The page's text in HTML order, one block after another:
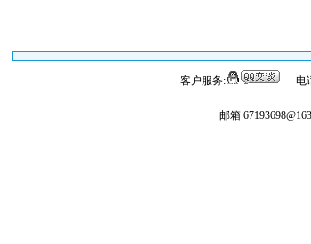
客户服务:
电
邮箱